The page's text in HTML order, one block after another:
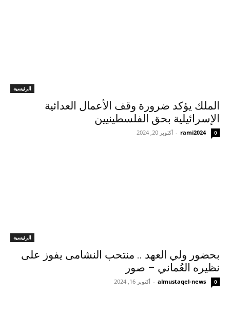
الرئيسية
الملك يؤكد ضرورة وقف الأعمال العدائية
الإسرائيلية بحق الفلسطينيين
rami2024
- أكتوبر 20, 2024 0
الرئيسية
بحضور ولي العهد .. منتحب النشامى يفوز على
نظيره العُماني – صور
almustaqel-news
- أكتوبر 16, 2024 0